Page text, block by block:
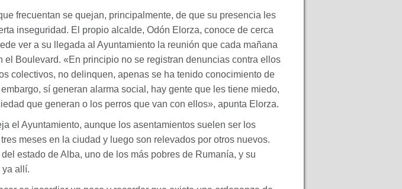
frecuentan se quejan, principalmente, de que su presencia les
inseguridad. El propio alcalde, Odón Elorza, conoce de cerca
ver a su llegada al Ayuntamiento la reunión que cada mañana
el Boulevard. «En principio no se registran denuncias contra ellos
colectivos, no delinquen, apenas se ha tenido conocimiento de
sí generan alarma social, hay gente que les tiene miedo,
que generan o los perros que van con ellos», apunta Elorza.
el Ayuntamiento, aunque los asentamientos suelen ser los
meses en la ciudad y luego son relevados por otros nuevos.
estado de Alba, uno de los más pobres de Rumanía, y su
allí.